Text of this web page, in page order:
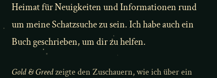
Heimat für Neuigkeiten und Informationen rund
um meine Schatzsuche zu sein. Ich habe auch ein
Buch geschrieben, um dir zu helfen.
Gold & Greedzeigte den Zuschauern, wie ich über ein